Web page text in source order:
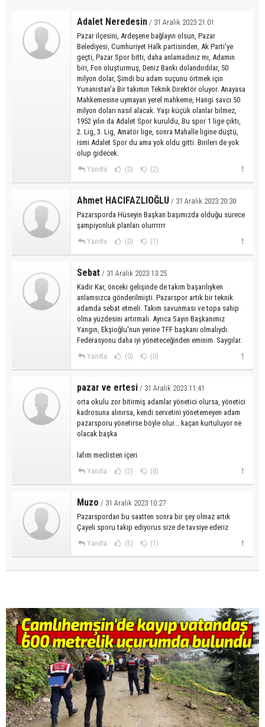
Adalet Neredesin / 31 Aralık 2023 21:01
Pazar ilçesini, Ardeşene bağlayın olsun, Pazar
Belediyesi, Cumhuriyet Halk partisinden, Ak Parti'ye
geçti, Pazar Spor bitti, daha anlamadınız mı, Adamın
biri, Fon oluşturmuş, Deniz Bankı dolandırdılar, 50
milyon dolar, Şimdi bu adam suçunu örtmek için
Yunanistan'a Bir takımın Teknik Direktör oluyor. Anayasa
Mahkemesine uymayan yerel mahkeme, Hangi savcı 50
milyon doları nasıl alacak. Yaşı küçük olanlar bilmez,
1952 yılın da Adalet Spor kuruldu, Bu spor 1 lige çıktı,
2. Lig, 3. Lig, Amatör lige, sonra Mahalle ligine düştü,
ismi Adalet Spor du ama yok oldu gitti. Birileri de yok
olup gidecek.
Yanıtla (0) (2)
Ahmet HACIFAZLIOĞLU / 31 Aralık 2023 20:30
Pazarsporda Hüseyin Başkan başımızda olduğu sürece
şampiyonluk planları olurrrrrr
Yanıtla (0) (1)
Sebat / 31 Aralık 2023 13:25
Kadir Kar, önceki gelişinde de takım başarılıyken
anlamsızca gönderilmişti. Pazarspor artık bir teknik
adamda sebat etmeli. Takım savunması ve topa sahip
olma yüzdesini artırmalı. Ayrıca Sayın Başkanımız
Yangın, Ekşioğlu'nun yerine TFF başkanı olmalıydı.
Federasyonu daha iyi yöneteceğinden eminim. Saygılar.
Yanıtla (0) (0)
pazar ve ertesi / 31 Aralık 2023 11:41
orta okulu zor bitirmiş adamlar yönetici olursa, yönetici
kadrosuna alınırsa, kendi servetini yönetemeyen adam
pazarsporu yönetirse böyle olur... kaçan kurtuluyor ne
olacak başka
lafım meclisten içeri
Yanıtla (2) (0)
Muzo / 31 Aralık 2023 10:27
Pazarspordan bu saatten sonra bir şey olmaz artık
Çayeli sporu takip ediyorus size de tavsiye ederiz
Yanıtla (5) (1)